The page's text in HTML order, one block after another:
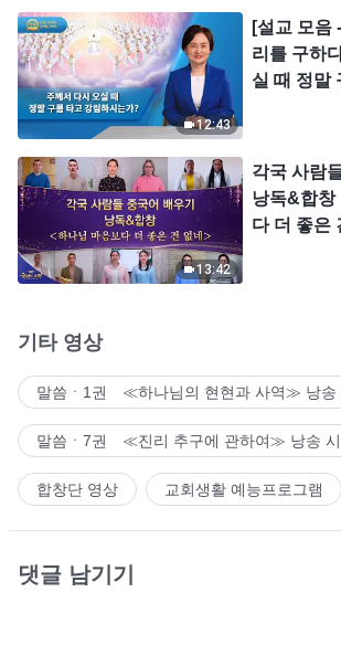
12:43
[설교 모음
리를 구하
실 때 정말
13:42
각국 사람
낭독&합창
다 더 좋은
기타 영상
말씀ㆍ1권 ≪하나님의 현현과 사역≫ 낭송
말씀ㆍ7권 ≪진리 추구에 관하여≫ 낭송 시
합창단 영상 교회생활 예능프로그램
댓글 남기기